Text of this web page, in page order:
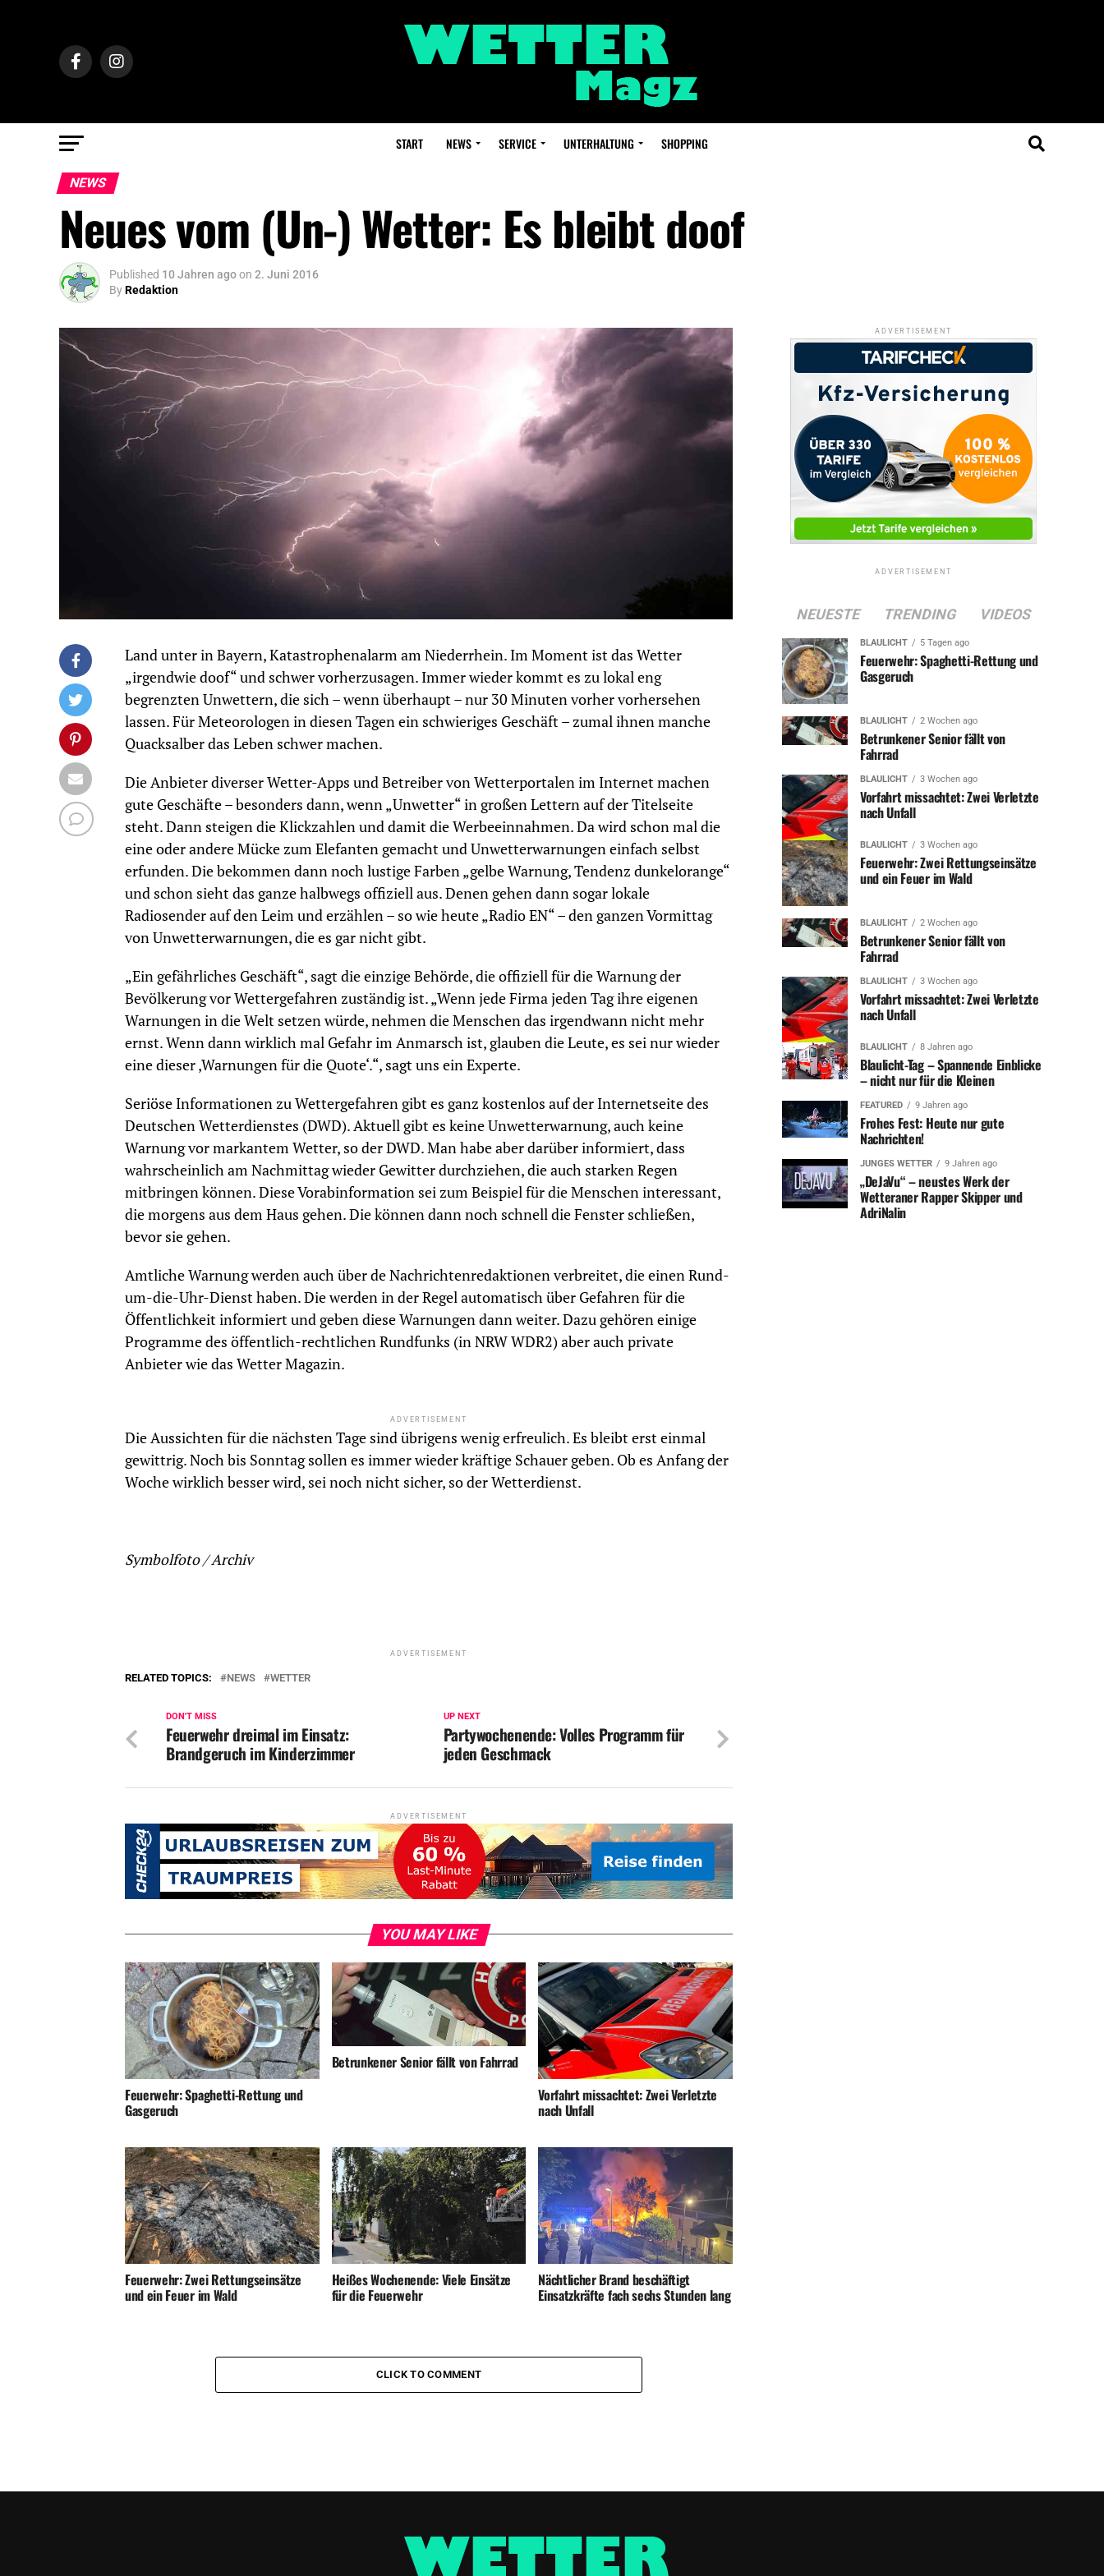
START NEWS SERVICE UNTERHALTUNG SHOPPING
NEWS
Neues vom (Un-) Wetter: Es bleibt doof
Published 10 Jahren agoon 2. Juni 2016
ByRedaktion
Land unter in Bayern, Katastrophenalarm am Niederrhein. Im Moment ist das Wetter
„irgendwie doof“ und schwer vorherzusagen. Immer wieder kommt es zu lokal eng
begrenzten Unwettern, die sich – wenn überhaupt – nur 30 Minuten vorher vorhersehen
lassen. Für Meteorologen in diesen Tagen ein schwieriges Geschäft – zumal ihnen manche
Quacksalber das Leben schwer machen.
Die Anbieter diverser Wetter-Apps und Betreiber von Wetterportalen im Internet machen
gute Geschäfte – besonders dann, wenn „Unwetter“ in großen Lettern auf der Titelseite
steht. Dann steigen die Klickzahlen und damit die Werbeeinnahmen. Da wird schon mal die
eine oder andere Mücke zum Elefanten gemacht und Unwetterwarnungen einfach selbst
erfunden. Die bekommen dann noch lustige Farben „gelbe Warnung, Tendenz dunkelorange“
und schon sieht das ganze halbwegs offiziell aus. Denen gehen dann sogar lokale
Radiosender auf den Leim und erzählen – so wie heute „Radio EN“ – den ganzen Vormittag
von Unwetterwarnungen, die es gar nicht gibt.
„Ein gefährliches Geschäft“, sagt die einzige Behörde, die offiziell für die Warnung der
Bevölkerung vor Wettergefahren zuständig ist. „Wenn jede Firma jeden Tag ihre eigenen
Warnungen in die Welt setzen würde, nehmen die Menschen das irgendwann nicht mehr
ernst. Wenn dann wirklich mal Gefahr im Anmarsch ist, glauben die Leute, es sei nur wieder
eine dieser ‚Warnungen für die Quote‘.“, sagt uns ein Experte.
Seriöse Informationen zu Wettergefahren gibt es ganz kostenlos auf der Internetseite des
Deutschen Wetterdienstes (DWD). Aktuell gibt es keine Unwetterwarnung, auch keine
Warnung vor markantem Wetter, so der DWD. Man habe aber darüber informiert, dass
wahrscheinlich am Nachmittag wieder Gewitter durchziehen, die auch starken Regen
mitbringen können. Diese Vorabinformation sei zum Beispiel für die Menschen interessant,
die morgens aus dem Haus gehen. Die können dann noch schnell die Fenster schließen,
bevor sie gehen.
Amtliche Warnung werden auch über de Nachrichtenredaktionen verbreitet, die einen Rund-
um-die-Uhr-Dienst haben. Die werden in der Regel automatisch über Gefahren für die
Öffentlichkeit informiert und geben diese Warnungen dann weiter. Dazu gehören einige
Programme des öffentlich-rechtlichen Rundfunks (in NRW WDR2) aber auch private
Anbieter wie das Wetter Magazin.
ADVERTISEMENT
Die Aussichten für die nächsten Tage sind übrigens wenig erfreulich. Es bleibt erst einmal
gewittrig. Noch bis Sonntag sollen es immer wieder kräftige Schauer geben. Ob es Anfang der
Woche wirklich besser wird, sei noch nicht sicher, so der Wetterdienst.
Symbolfoto / Archiv
ADVERTISEMENT
RELATED TOPICS: NEWS WETTER
UP NEXT
Partywochenende: Volles Programm für
jeden Geschmack
DON'T MISS
Feuerwehr dreimal im Einsatz:
Brandgeruch im Kinderzimmer
ADVERTISEMENT
YOU MAY LIKE
Feuerwehr: Spaghetti-Rettung und
Gasgeruch
Betrunkener Senior fällt von Fahrrad
Vorfahrt missachtet: Zwei Verletzte
nach Unfall
Feuerwehr: Zwei Rettungseinsätze
und ein Feuer im Wald
Heißes Wochenende: Viele Einsätze
für die Feuerwehr
Nächtlicher Brand beschäftigt
Einsatzkräfte fach sechs Stunden lang
CLICK TO COMMENT
ADVERTISEMENT
ADVERTISEMENT
NEUESTE TRENDING VIDEOS
BLAULICHT 5 Tagen ago
Feuerwehr: Spaghetti-Rettung und
Gasgeruch
BLAULICHT 2 Wochen ago
Betrunkener Senior fällt von
Fahrrad
BLAULICHT 3 Wochen ago
Vorfahrt missachtet: Zwei Verletzte
nach Unfall
BLAULICHT 3 Wochen ago
Feuerwehr: Zwei Rettungseinsätze
und ein Feuer im Wald
BLAULICHT 2 Wochen ago
Betrunkener Senior fällt von
Fahrrad
BLAULICHT 3 Wochen ago
Vorfahrt missachtet: Zwei Verletzte
nach Unfall
BLAULICHT 8 Jahren ago
Blaulicht-Tag – Spannende Einblicke
– nicht nur für die Kleinen
FEATURED 9 Jahren ago
Frohes Fest: Heute nur gute
Nachrichten!
JUNGES WETTER 9 Jahren ago
„DeJaVu“ – neustes Werk der
Wetteraner Rapper Skipper und
AdriNalin